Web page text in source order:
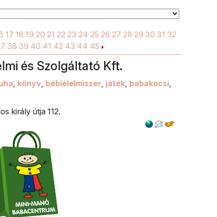
17 18 19 20 21 22 23 24 25 26 27 28 29 30 31 32
38 39 40 41 42 43 44 45
és Szolgáltató Kft.
, könyv, bébiélelmiszer, játék, babakocsi,
király útja 112.